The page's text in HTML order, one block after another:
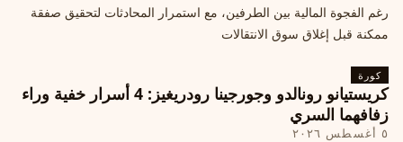
رغم الفجوة المالية بين الطرفين، مع استمرار المحادثات لتحقيق صفقة
ممكنة قبل إغلاق سوق الانتقالات
كورة
كريستيانو رونالدو وجورجينا رودريغيز: 4 أسرار خفية وراء
زفافهما السري
٥ أغسطس ٢٠٢٦